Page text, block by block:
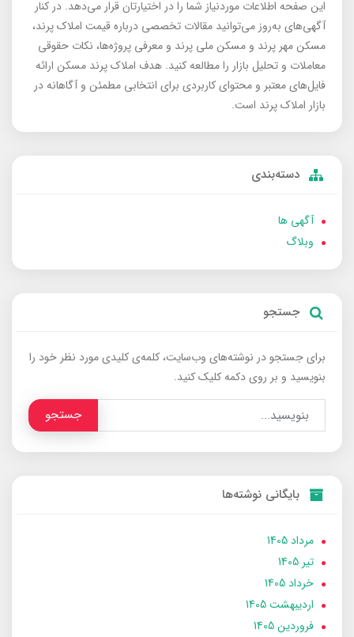
این صفحه اطلاعات موردنیاز شما را در اختیارتان قرار می‌دهد. در کنار
آگهی‌های به‌روز می‌توانید مقالات تخصصی درباره قیمت املاک پرند،
مسکن مهر پرند و مسکن ملی پرند و معرفی پروژه‌ها، نکات حقوقی
معاملات و تحلیل بازار را مطالعه کنید. هدف املاک پرند مسکن ارائه
فایل‌های معتبر و محتوای کاربردی برای انتخابی مطمئن و آگاهانه در
بازار املاک پرند است.
دسته‌بندی
آگهی ها
وبلاگ
جستجو
برای جستجو در نوشته‌های وب‌سایت، کلمه‌ی کلیدی مورد نظر خود را
بنویسید و بر روی دکمه کلیک کنید.
جستجو
بایگانی نوشته‌ها
مرداد 1405
تير 1405
خرداد 1405
ارديبهشت 1405
فروردین 1405